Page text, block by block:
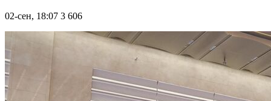
02-сен, 18:07 3 606